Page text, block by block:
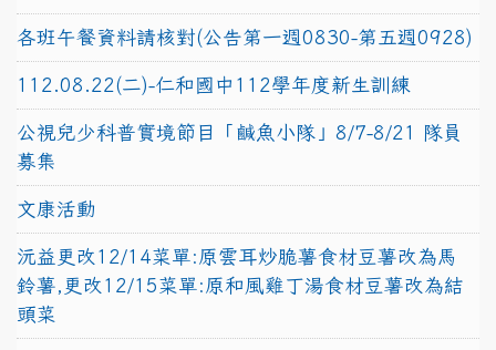
各班午餐資料請核對(公告第一週0830-第五週0928)
112.08.22(二)-仁和國中112學年度新生訓練
公視兒少科普實境節目「鹹魚小隊」8/7-8/21 隊員
募集
文康活動
沅益更改12/14菜單:原雲耳炒脆薯食材豆薯改為馬
鈴薯,更改12/15菜單:原和風雞丁湯食材豆薯改為結
頭菜